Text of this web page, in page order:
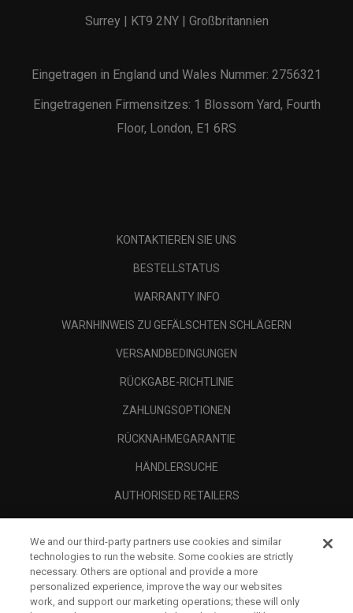
Surrey | KT9 2NY | Großbritannien
Eingetragen in England und Wales Nummer: 2756321
Eingetragenen Firmensitzes: 1 Blossom Yard, Fourth
Floor, London, E1 6RS
KONTAKTIEREN SIE UNS
BESTELLSTATUS
WARRANTY INFO
WARNHINWEIS ZU GEFÄLSCHTEN SCHLÄGERN
VERSANDBEDINGUNGEN
RÜCKGABE-RICHTLINIE
ZAHLUNGSOPTIONEN
RÜCKNAHMEGARANTIE
HÄNDLERSUCHE
AUTHORISED RETAILERS
UNTERNEHMENSPROFIL
RECHTLICHES-
We and our third-party partners use cookies and similar
technologies to run the website. Some cookies are strictly
necessary. Others are optional and provide a more
personalized experience, improve the way our websites
work, and support our marketing operations; these will only